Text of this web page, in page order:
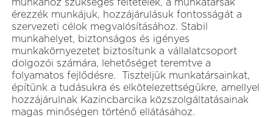
munkához szükséges feltételek, a munkatársak
érezzék munkájuk, hozzájárulásuk fontosságát a
szervezeti célok megvalósításához. Stabil
munkahelyet, biztonságos és igényes
munkakörnyezetet biztosítunk a vállalatcsoport
dolgozói számára, lehetőséget teremtve a
folyamatos fejlődésre. Tiszteljük munkatársainkat,
építünk a tudásukra és elkötelezettségükre, amellyel
hozzájárulnak Kazincbarcika közszolgáltatásainak
magas minőségen történő ellátásához.